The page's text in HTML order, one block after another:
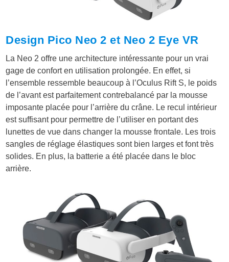
Design Pico Neo 2 et Neo 2 Eye VR
La Neo 2 offre une architecture intéressante pour un vrai
gage de confort en utilisation prolongée. En effet, si
l’ensemble ressemble beaucoup à l’Oculus Rift S, le poids
de l’avant est parfaitement contrebalancé par la mousse
imposante placée pour l’arrière du crâne. Le recul intérieur
est suffisant pour permettre de l’utiliser en portant des
lunettes de vue dans changer la mousse frontale. Les trois
sangles de réglage élastiques sont bien larges et font très
solides. En plus, la batterie a été placée dans le bloc
arrière.